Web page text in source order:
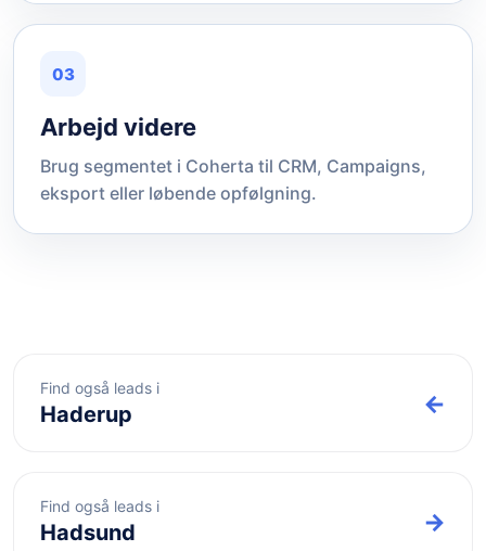
03
Arbejd videre
Brug segmentet i Coherta til CRM, Campaigns,
eksport eller løbende opfølgning.
Find også leads i
Haderup ←
Find også leads i
Hadsund →